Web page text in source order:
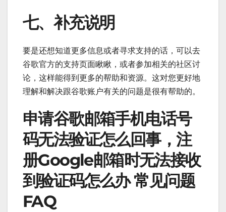
七、补充说明
要是还想知道更多信息或者寻求支持的话，可以去
谷歌官方的支持页面瞅瞅，或者参加相关的社区讨
论，这样能得到更多的帮助和资源。这对您更好地
理解和解决跟谷歌账户有关的问题是很有帮助的。
申请谷歌邮箱手机电话号
码无法验证怎么回事，注
册Google邮箱时无法接收
到验证码怎么办 常见问题
FAQ